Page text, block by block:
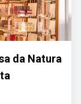
da Natura